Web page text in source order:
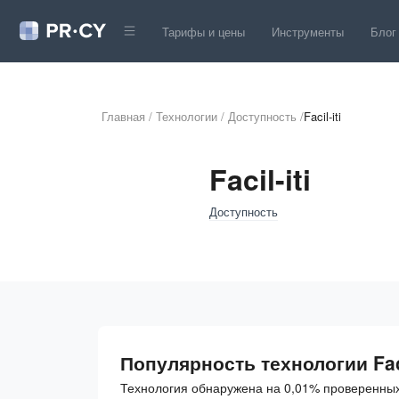
Тарифы и цены Инструменты Блог
Главная / Технологии / Доступность /Facil-iti
Facil-iti
Доступность
Популярность технологии
Технология обнаружена на 0,01%